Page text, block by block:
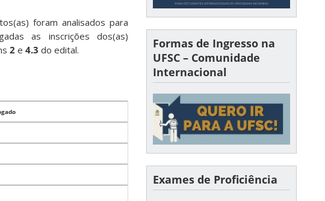
foram analisados para
as inscrições dos(as)
2 e 4.3 do edital.
Formas de Ingresso na
UFSC – Comunidade
Internacional
Exames de Proficiência